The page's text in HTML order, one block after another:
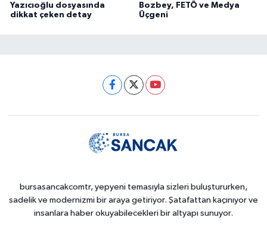
Yazıcıoğlu dosyasında
dikkat çeken detay
Bozbey, FETÖ ve Medya
Üçgeni
bursasancakcomtr, yepyeni temasıyla sizleri buluştururken,
sadelik ve modernizmi bir araya getiriyor. Şatafattan kaçınıyor ve
insanlara haber okuyabilecekleri bir altyapı sunuyor.